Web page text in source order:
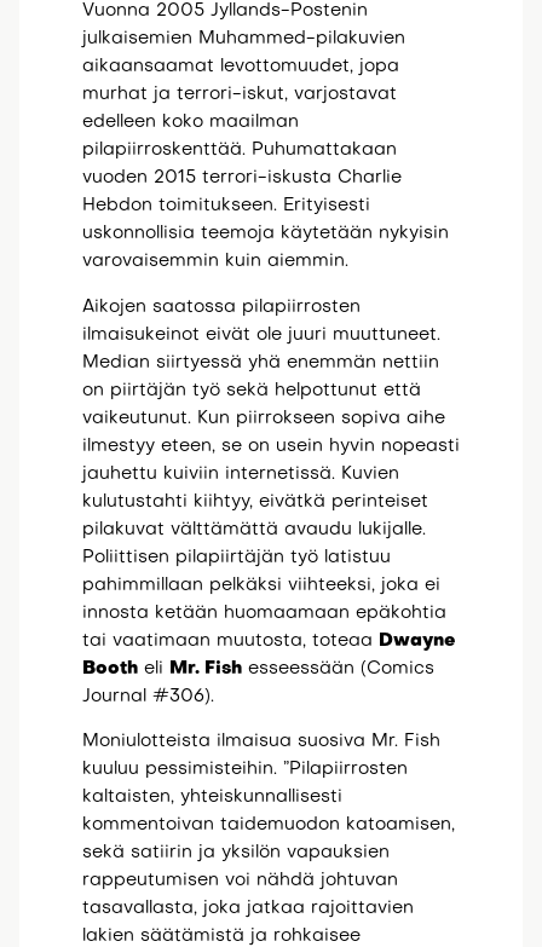
Vuonna 2005 Jyllands-Postenin
julkaisemien Muhammed-pilakuvien
aikaansaamat levottomuudet, jopa
murhat ja terrori-iskut, varjostavat
edelleen koko maailman
pilapiirroskenttää. Puhumattakaan
vuoden 2015 terrori-iskusta Charlie
Hebdon toimitukseen. Erityisesti
uskonnollisia teemoja käytetään nykyisin
varovaisemmin kuin aiemmin.
Aikojen saatossa pilapiirrosten
ilmaisukeinot eivät ole juuri muuttuneet.
Median siirtyessä yhä enemmän nettiin
on piirtäjän työ sekä helpottunut että
vaikeutunut. Kun piirrokseen sopiva aihe
ilmestyy eteen, se on usein hyvin nopeasti
jauhettu kuiviin internetissä. Kuvien
kulutustahti kiihtyy, eivätkä perinteiset
pilakuvat välttämättä avaudu lukijalle.
Poliittisen pilapiirtäjän työ latistuu
pahimmillaan pelkäksi viihteeksi, joka ei
innosta ketään huomaamaan epäkohtia
tai vaatimaan muutosta, toteaa
Dwayne
Bootheli Mr. Fishesseessään (Comics
Journal #306).
Moniulotteista ilmaisua suosiva Mr. Fish
kuuluu pessimisteihin. ”Pilapiirrosten
kaltaisten, yhteiskunnallisesti
kommentoivan taidemuodon katoamisen,
sekä satiirin ja yksilön vapauksien
rappeutumisen voi nähdä johtuvan
tasavallasta, joka jatkaa rajoittavien
lakien säätämistä ja rohkaisee